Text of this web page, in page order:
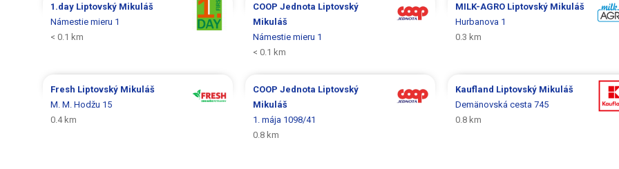
1.day Liptovský Mikuláš
Námestie mieru 1
< 0.1 km
COOP Jednota Liptovský
Mikuláš
Námestie mieru 1
< 0.1 km
MILK-AGRO Liptovský Mikuláš
Hurbanova 1
0.3 km
Fresh Liptovský Mikuláš
M. M. Hodžu 15
0.4 km
COOP Jednota Liptovský
Mikuláš
1. mája 1098/41
0.8 km
Kaufland Liptovský Mikuláš
Demänovská cesta 745
0.8 km